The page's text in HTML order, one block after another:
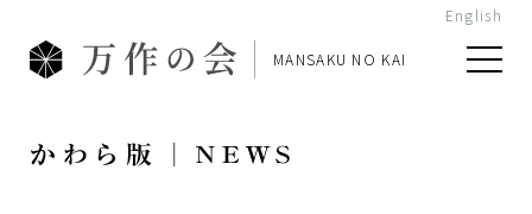
English
MANSAKU NO KAI